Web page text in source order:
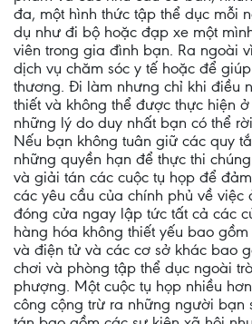
đa, một hình thức tập thể dục mỗi
dụ như đi bộ hoặc đạp xe một
viên trong gia đình bạn. Ra ngoài
dịch vụ chăm sóc y tế hoặc để
thương. Đi làm nhưng chỉ khi điều
thiết và không thể được thực hiện
những lý do duy nhất bạn có thể
Nếu bạn không tuân giữ các quy
những quyền hạn để thực thi
và giải tán các cuộc tụ họp để
các yêu cầu của chính phủ về việc
đóng cửa ngay lập tức tất cả các
hàng hóa không thiết yếu bao
và điện tử và các cơ sở khác bao
chơi và phòng tập thể dục ngoài
phượng. Một cuộc tụ họp nhiều
công cộng trừ ra những người bạn